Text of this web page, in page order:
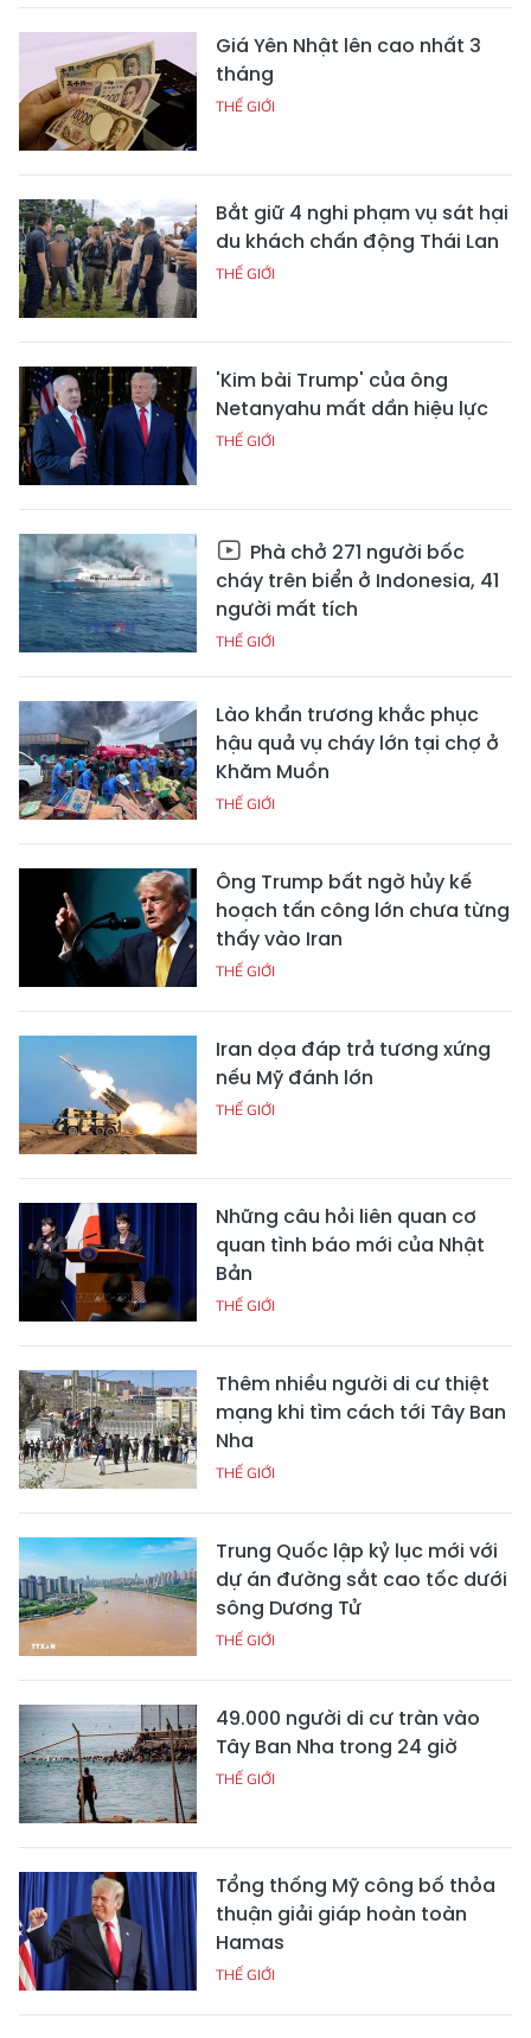
Giá Yên Nhật lên cao nhất 3
tháng
THẾ GIỚI
Bắt giữ 4 nghi phạm vụ sát hại
du khách chấn động Thái Lan
THẾ GIỚI
'Kim bài Trump' của ông
Netanyahu mất dần hiệu lực
THẾ GIỚI
Phà chở 271 người bốc
cháy trên biển ở Indonesia, 41
người mất tích
THẾ GIỚI
Lào khẩn trương khắc phục
hậu quả vụ cháy lớn tại chợ ở
Khăm Muồn
THẾ GIỚI
Ông Trump bất ngờ hủy kế
hoạch tấn công lớn chưa từng
thấy vào Iran
THẾ GIỚI
Iran dọa đáp trả tương xứng
nếu Mỹ đánh lớn
THẾ GIỚI
Những câu hỏi liên quan cơ
quan tình báo mới của Nhật
Bản
THẾ GIỚI
Thêm nhiều người di cư thiệt
mạng khi tìm cách tới Tây Ban
Nha
THẾ GIỚI
Trung Quốc lập kỷ lục mới với
dự án đường sắt cao tốc dưới
sông Dương Tử
THẾ GIỚI
49.000 người di cư tràn vào
Tây Ban Nha trong 24 giờ
THẾ GIỚI
Tổng thống Mỹ công bố thỏa
thuận giải giáp hoàn toàn
Hamas
THẾ GIỚI